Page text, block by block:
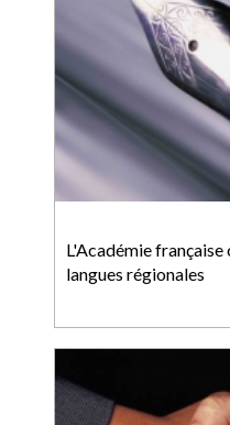
L'Académie
langues régionales